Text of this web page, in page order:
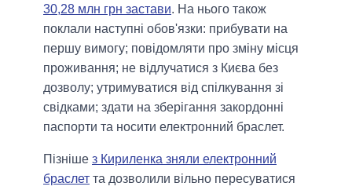
30,28 млн грн застави. На нього також
поклали наступні обов'язки: прибувати на
першу вимогу; повідомляти про зміну місця
проживання; не відлучатися з Києва без
дозволу; утримуватися від спілкування зі
свідками; здати на зберігання закордонні
паспорти та носити електронний браслет.
Пізніше з Кириленка зняли електронний
браслет та дозволили вільно пересуватися